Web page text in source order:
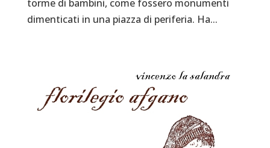
torme di bambini, come fossero monumenti
dimenticati in una piazza di periferia. Ha...